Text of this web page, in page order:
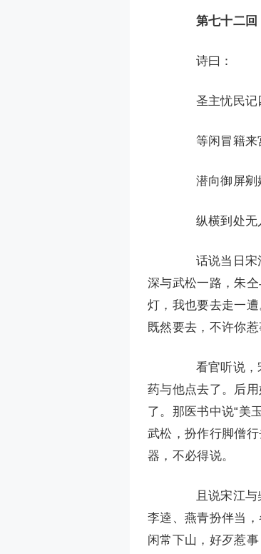
第七十二
诗曰：
圣主忧民记四
等闲冒籍来宫
潜向御屏剜姓
纵横到处无
话说当日宋江
深与武松一路，朱
灯，我也要去走一
既然要去，不许你
看官听说，宋
药与他点去了。后
了。那医书中说“美
武松，扮作行脚僧
器，不必得说。
且说宋江与柴
李逵、燕青扮伴当
闲常下山，好歹惹